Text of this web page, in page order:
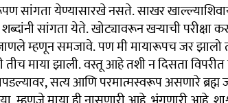
सांगता येण्यासारखे नसते. साखर
शब्दांनी सांगता येते. खोट्यावरून खऱ्याची
जाणले म्हणून समजावे. पण मी मायारूपच जर
तीच माया झाली. वस्तू आहे तशी न दिसता
सत्य आणि परमात्मस्वरूप असणारे